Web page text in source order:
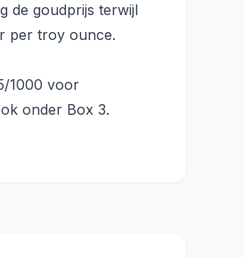
de goudprijs terwijl
per troy ounce.
1000 voor
onder Box 3.